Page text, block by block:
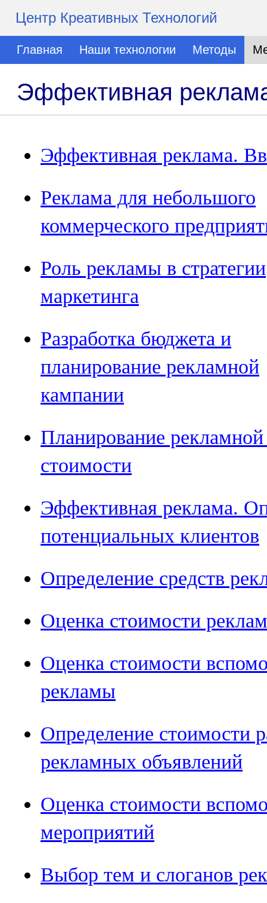
Центр Креативных Технологий
Главная Наши технологии Методы
Эффективная
Эффективная реклама.
Реклама для небольшого
коммерческого
Роль рекламы в стратегии
маркетинга
Разработка бюджета и
планирование рекламной
кампании
Планирование
стоимости
Эффективная реклама.
потенциальных клиентов
Определение средств
Оценка стоимости
Оценка стоимости
рекламы
Определение стоимости
рекламных объявлений
Оценка стоимости
мероприятий
Выбор тем и слоганов